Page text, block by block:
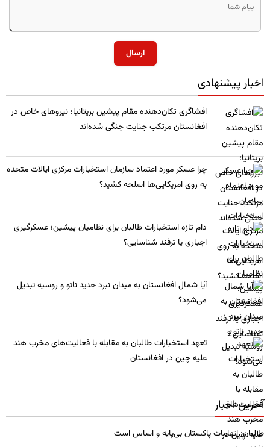
ارسال
اخبار پیشنهادی
​افشاگری تکان‌دهنده مقام پیشین بریتانیا؛ نیروهای خاص در
افغانستان مرتکب جنایت جنگی شده‌اند
چرا عسکر مورد اعتماد سازمان استخبارات مرکزی ایالات متحده
به روی امریکایی‌ها اسلحه کشید؟
​دام تازه استخبارات طالبان برای نظامیان پیشین؛ عسکرگیری
اجباری یا ترفند شناسایی؟
​آیا شمال افغانستان به میدان نبرد جدید ناتو و روسیه تبدیل
می‌شود؟
تعهد استخبارات طالبان به مقابله با فعالیت‌های مخرب هند
علیه چین در افغانستان
آخرین اخبار
طالبان: اتهامات پاکستان بی‌پایه و اساس است